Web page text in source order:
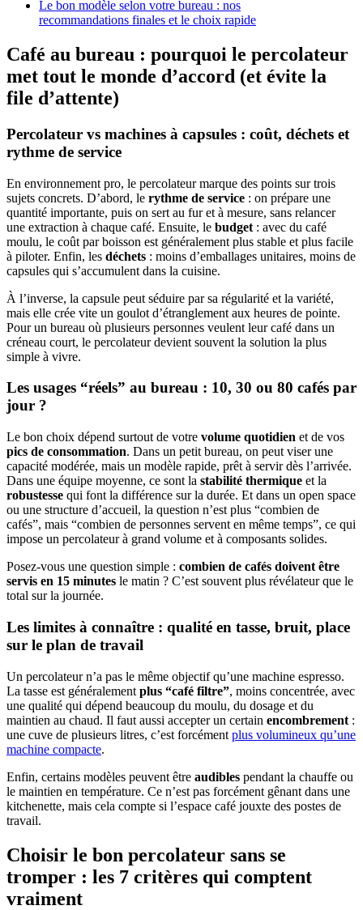
Le bon modèle selon votre bureau : nos
recommandations finales et le choix rapide
Café au bureau : pourquoi le percolateur
met tout le monde d’accord (et évite la
file d’attente)
Percolateur vs machines à capsules : coût, déchets et
rythme de service
En environnement pro, le percolateur marque des points sur trois
sujets concrets. D’abord, le rythme de service : on prépare une
quantité importante, puis on sert au fur et à mesure, sans relancer
une extraction à chaque café. Ensuite, le budget : avec du café
moulu, le coût par boisson est généralement plus stable et plus facile
à piloter. Enfin, les déchets : moins d’emballages unitaires, moins de
capsules qui s’accumulent dans la cuisine.
À l’inverse, la capsule peut séduire par sa régularité et la variété,
mais elle crée vite un goulot d’étranglement aux heures de pointe.
Pour un bureau où plusieurs personnes veulent leur café dans un
créneau court, le percolateur devient souvent la solution la plus
simple à vivre.
Les usages “réels” au bureau : 10, 30 ou 80 cafés par
jour ?
Le bon choix dépend surtout de votre volume quotidien et de vos
pics de consommation. Dans un petit bureau, on peut viser une
capacité modérée, mais un modèle rapide, prêt à servir dès l’arrivée.
Dans une équipe moyenne, ce sont la stabilité thermique et la
robustesse qui font la différence sur la durée. Et dans un open space
ou une structure d’accueil, la question n’est plus “combien de
cafés”, mais “combien de personnes servent en même temps”, ce qui
impose un percolateur à grand volume et à composants solides.
Posez-vous une question simple : combien de cafés doivent être
servis en 15 minutes le matin ? C’est souvent plus révélateur que le
total sur la journée.
Les limites à connaître : qualité en tasse, bruit, place
sur le plan de travail
Un percolateur n’a pas le même objectif qu’une machine espresso.
La tasse est généralement plus “café filtre”, moins concentrée, avec
une qualité qui dépend beaucoup du moulu, du dosage et du
maintien au chaud. Il faut aussi accepter un certain encombrement :
une cuve de plusieurs litres, c’est forcément plus volumineux qu’une
machine compacte.
Enfin, certains modèles peuvent être audibles pendant la chauffe ou
le maintien en température. Ce n’est pas forcément gênant dans une
kitchenette, mais cela compte si l’espace café jouxte des postes de
travail.
Choisir le bon percolateur sans se
tromper : les 7 critères qui comptent
vraiment